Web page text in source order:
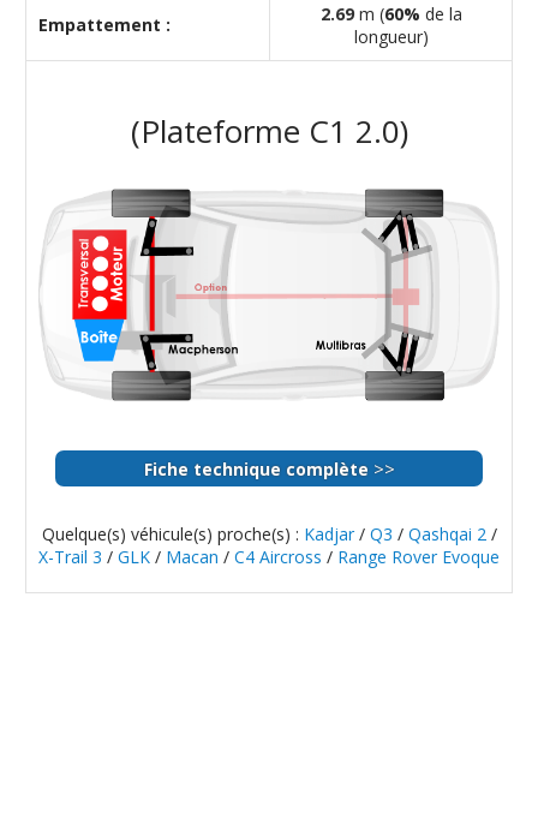
Empattement : 2.69m (60% de la
longueur)
(Plateforme C1 2.0)
Fiche technique complète>>
Quelque(s) véhicule(s) proche(s) : Kadjar / Q3 / Qashqai 2 /
X-Trail 3 / GLK / Macan / C4 Aircross / Range Rover Evoque